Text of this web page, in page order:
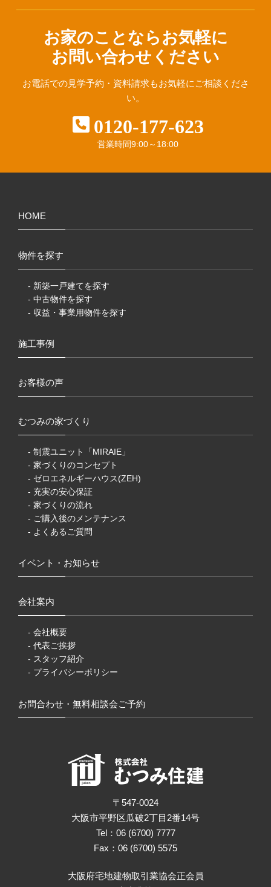
お家のことならお気軽に
お問い合わせください
お電話での見学予約・資料請求もお気軽にご相談くださ
い。
0120-177-623
営業時間9:00～18:00
HOME
物件を探す
- 新築一戸建てを探す
- 中古物件を探す
- 収益・事業用物件を探す
施工事例
お客様の声
むつみの家づくり
- 制震ユニット「MIRAIE」
- 家づくりのコンセプト
- ゼロエネルギーハウス(ZEH)
- 充実の安心保証
- 家づくりの流れ
- ご購入後のメンテナンス
- よくあるご質問
イベント・お知らせ
会社案内
- 会社概要
- 代表ご挨拶
- スタッフ紹介
- プライバシーポリシー
お問合わせ・無料相談会ご予約
〒547-0024
大阪市平野区瓜破2丁目2番14号
Tel：06 (6700) 7777
Fax：06 (6700) 5575
大阪府宅地建物取引業協会正会員